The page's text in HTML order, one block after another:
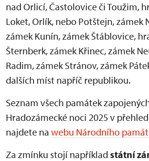
nad Orlicí, Častolovice či Toužim,
Loket, Orlík, nebo Potštejn, zámek
zámek Kunín, zámek Štáblovice,
Šternberk, zámek Křinec, zámek
Radim, zámek Stránov, zámek
dalších míst napříč republikou.
Seznam všech památek
Hradozámecké noci 2025 v
najdete na webu Národního
Za zmínku stojí například státní